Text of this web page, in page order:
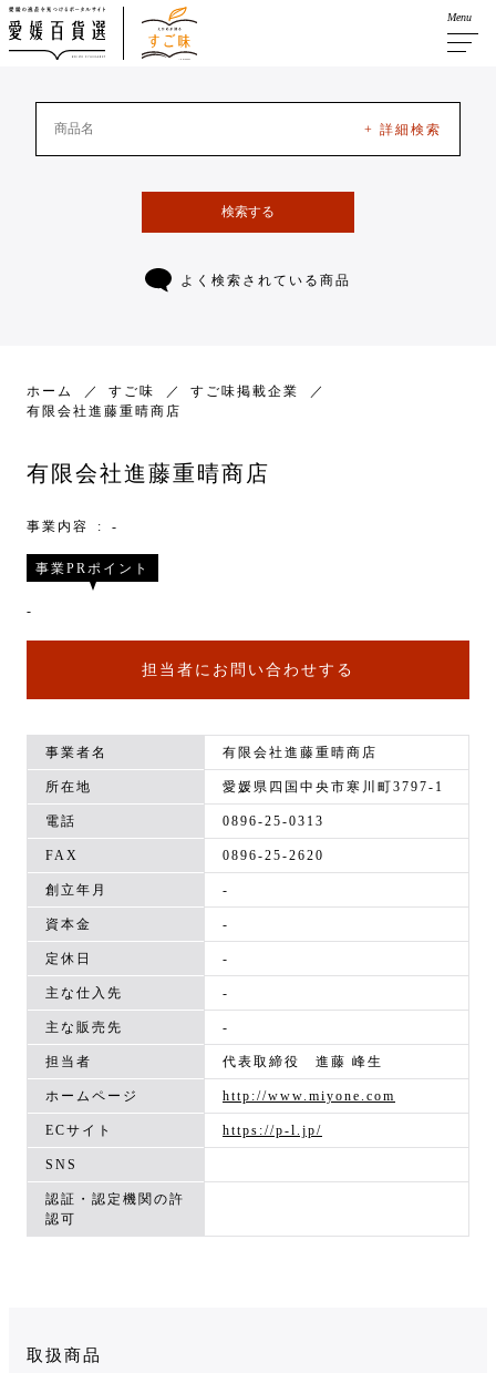
Menu
+ 詳細検索
検索する
よく検索されている商品
ホーム すご味
すご味掲載企業
有限会社進藤重晴商店
有限会社進藤重晴商店
事業内容 -
事業PRポイント
-
担当者にお問い合わせする
事業者名 有限会社進藤重晴商店
所在地 愛媛県四国中央市寒川町3797-1
電話 0896-25-0313
FAX 0896-25-2620
創立年月 -
資本金 -
定休日 -
主な仕入先 -
主な販売先 -
担当者 代表取締役 進藤 峰生
ホームページ http://www.miyone.com
ECサイト https://p-l.jp/
SNS
認証・認定機関の許
認可
取扱商品